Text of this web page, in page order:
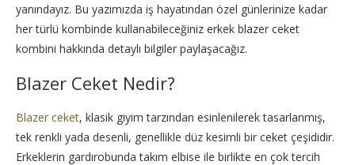
yanındayız. Bu yazımızda iş hayatından özel günlerinize kadar
her türlü kombinde kullanabileceğiniz erkek blazer ceket
kombini hakkında detaylı bilgiler paylaşacağız.
Blazer Ceket Nedir?
Blazer ceket, klasik giyim tarzından esinlenilerek tasarlanmış,
tek renkli yada desenli, genellikle düz kesimli bir ceket çeşididir.
Erkeklerin gardırobunda takım elbise ile birlikte en çok tercih